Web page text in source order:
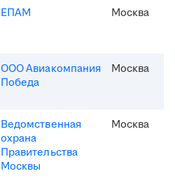
ЕПАМ Москва
ООО Авиакомпания
Победа
Москва
Ведомственная
охрана
Правительства
Москвы
Москва